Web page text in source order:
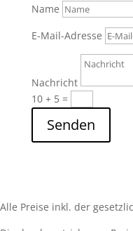
Name
E-Mail-Adresse
Nachricht
10 + 5=
Senden
Alle Preise inkl. der